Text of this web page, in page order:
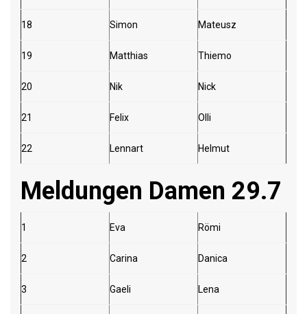
18 Simon Mateusz
19 Matthias Thiemo
20 Nik Nick
21 Felix Olli
22 Lennart Helmut
Meldungen Damen 29.7
1 Eva Römi
2 Carina Danica
3 Gaeli Lena